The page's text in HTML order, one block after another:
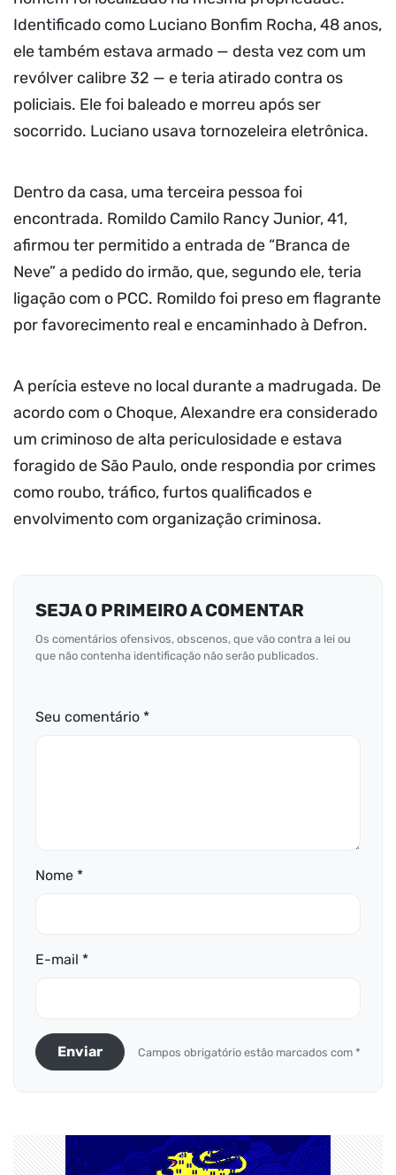
Identificado como Luciano Bonfim Rocha, 48 anos,
ele também estava armado — desta vez com um
revólver calibre 32 — e teria atirado contra os
policiais. Ele foi baleado e morreu após ser
socorrido. Luciano usava tornozeleira eletrônica.
Dentro da casa, uma terceira pessoa foi
encontrada. Romildo Camilo Rancy Junior, 41,
afirmou ter permitido a entrada de “Branca de
Neve” a pedido do irmão, que, segundo ele, teria
ligação com o PCC. Romildo foi preso em flagrante
por favorecimento real e encaminhado à Defron.
A perícia esteve no local durante a madrugada. De
acordo com o Choque, Alexandre era considerado
um criminoso de alta periculosidade e estava
foragido de São Paulo, onde respondia por crimes
como roubo, tráfico, furtos qualificados e
envolvimento com organização criminosa.
SEJA O PRIMEIRO A COMENTAR
Os comentários ofensivos, obscenos, que vão contra a lei ou
que não contenha identificação não serão publicados.
Seu comentário *
Nome *
E-mail *
Enviar Campos obrigatório estão marcados com *